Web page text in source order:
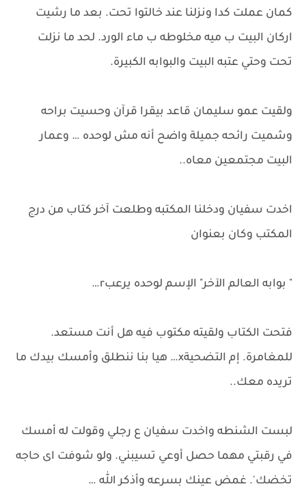
كمان عملت كدا ونزلنا عند خالتوا تحت. بعد ما رشيت
اركان البيت ب ميه مخلوطه ب ماء الورد. لحد ما نزلت
تحت وحتي عتبه البيت والبوابه الكبيرة.
ولقيت عمو سليمان قاعد بيقرا قرآن وحسيت براحه
وشميت رائحه جميلة واضح أنه مش لوحده … وعمار
البيت مجتمعين معاه..
اخدت سفيان ودخلنا المكتبه وطلعت آخر كتاب من درج
المكتب وكان بعنوان
" بوابه العالم الآخر" الإسم لوحده يرعبr…
فتحت الكتاب ولقيته مكتوب فيه هل أنت مستعد.
للمغامرة. إم التضحيةx… هيا بنا ننطلق وأمسك بيدك ما
تريده معك..
لبست الشنطه واخدت سفيان ع رجلي وقولت له أمسك
في رقبتي مهما حصل أوعي تسيبني. ولو شوفت اى حاجه
تخضك'. غمض عينك بسرعه وأذكر الله …